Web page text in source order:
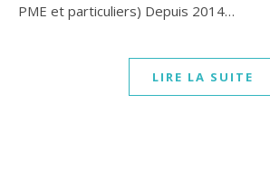
PME et particuliers) Depuis 2014…
LIRE LA SUITE